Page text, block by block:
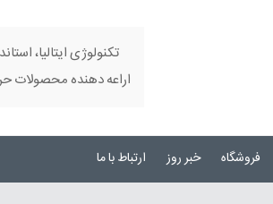
تکنولوژی ایتالیا،
اراعه دهنده محصولات
فروشگاه خبر روز ارتباط با ما